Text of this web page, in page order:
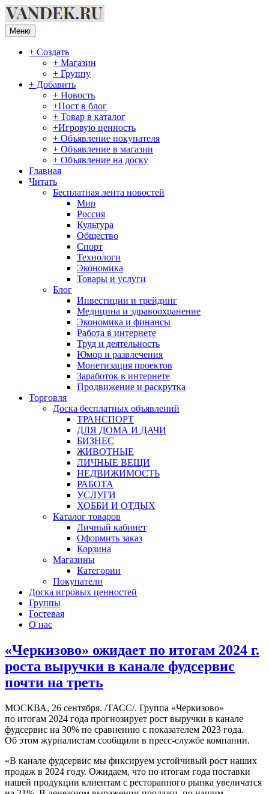
Перейти
к
содержимому
Меню
+ Создать
+ Магазин
+ Группу
+ Добавить
+ Новость
+Пост в блог
+ Товар в каталог
+Игровую ценность
+ Объявление покупателя
+ Объявление в магазин
+ Объявление на доску
Главная
Читать
Бесплатная лента новостей
Мир
Россия
Культура
Общество
Спорт
Технологи
Экономика
Товары и услуги
Блог
Инвестиции и трейдинг
Медицина и здравоохранение
Экономика и финансы
Работа в интернете
Труд и деятельность
Юмор и развлечения
Монетизация проектов
Заработок в интернете
Продвижение и раскрутка
Торговля
Доска бесплатных объявлений
ТРАНСПОРТ
ДЛЯ ДОМА И ДАЧИ
БИЗНЕС
ЖИВОТНЫЕ
ЛИЧНЫЕ ВЕЩИ
НЕДВИЖИМОСТЬ
РАБОТА
УСЛУГИ
ХОББИ И ОТДЫХ
Каталог товаров
Личный кабинет
Оформить заказ
Корзина
Магазины
Категории
Покупатели
Доска игровых ценностей
Группы
Гостевая
О нас
«Черкизово» ожидает по итогам 2024 г.
роста выручки в канале фудсервис
почти на треть
МОСКВА, 26 сентября. /ТАСС/. Группа «Черкизово»
по итогам 2024 года прогнозирует рост выручки в канале
фудсервис на 30% по сравнению с показателем 2023 года.
Об этом журналистам сообщили в пресс-службе компании.
«В канале фудсервис мы фиксируем устойчивый рост наших
продаж в 2024 году. Ожидаем, что по итогам года поставки
нашей продукции клиентам с ресторанного рынка увеличатся